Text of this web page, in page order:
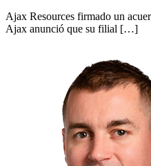
Ajax Resources firmado un
Ajax anunció que su filial […]